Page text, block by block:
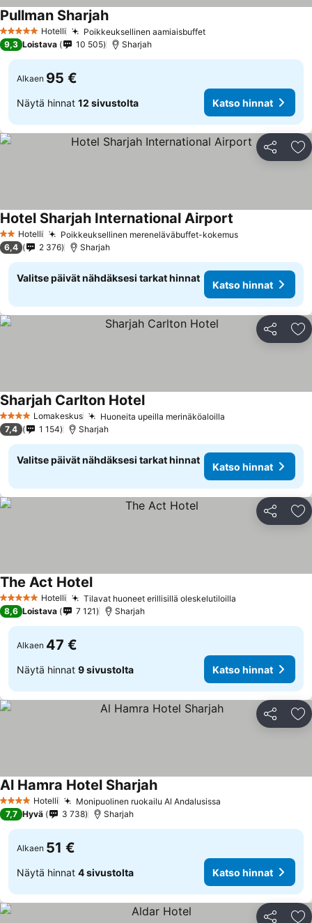
5 Tähtiluokitus
Hotelli Poikkeuksellinen aamiaisbuffet
Pullman Sharjah
9,3 Loistava 10 505 Sharjah
Alkaen 95 €
Näytä hinnat 12 sivustolta Katso hinnat
Jaa
2 Tähtiluokitus
Hotelli Poikkeuksellinen mereneläväbuffet-kokemus
Hotel Sharjah International Airport
6,4 2 376 Sharjah
Valitse päivät nähdäksesi tarkat hinnat
Katso hinnat
Jaa
4 TähtiluokitusLomakeskus Huoneita upeilla merinäköaloilla
Sharjah Carlton Hotel
7,4 1 154 Sharjah
Valitse päivät nähdäksesi tarkat hinnat
Katso hinnat
Jaa
5 Tähtiluokitus
Hotelli Tilavat huoneet erillisillä oleskelutiloilla
The Act Hotel
8,6 Loistava 7 121 Sharjah
Alkaen 47 €
Näytä hinnat 9 sivustolta Katso hinnat
Jaa
4 Tähtiluokitus
Hotelli Monipuolinen ruokailu Al Andalusissa
Al Hamra Hotel Sharjah
7,7 Hyvä 3 738 Sharjah
Alkaen 51 €
Näytä hinnat 4 sivustolta Katso hinnat